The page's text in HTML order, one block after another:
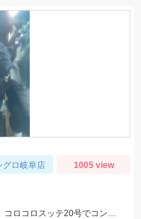
グロ岐阜店 1005 view
当日は時化でなかなかテクニカルでしたが、コロコロスッテ20号でコンスタントに釣る事が出来ました！